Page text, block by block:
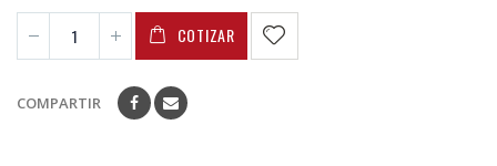
COTIZAR
COMPARTIR